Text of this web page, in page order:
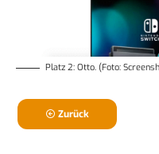
Platz 2: Otto. (Foto:
Zurück